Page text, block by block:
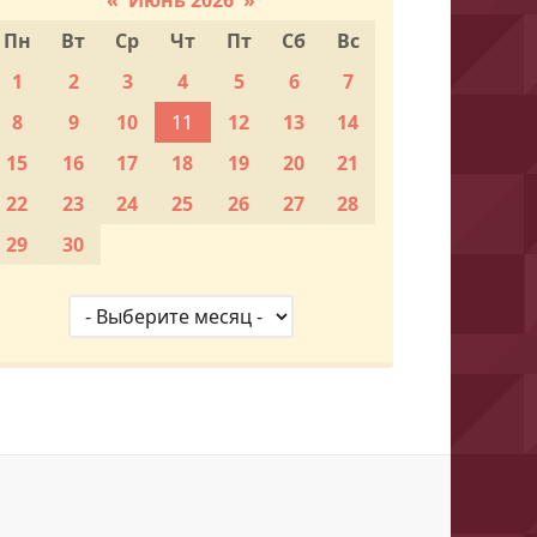
Пн
Вт Ср Чт Пт Сб
Вс
1
2 3 4 5 6
7
8
9 10 11 12 13
14
15
16 17 18 19 20
21
22
23 24 25 26 27
28
29
30